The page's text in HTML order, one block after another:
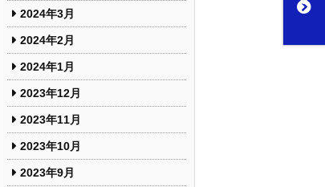
2024年3月
2024年2月
2024年1月
2023年12月
2023年11月
2023年10月
2023年9月